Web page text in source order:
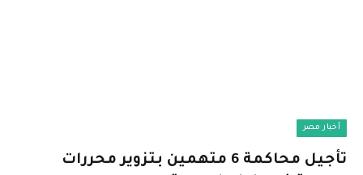
أخبار مصر
تأجيل محاكمة 6 متهمين بتزوير محررات